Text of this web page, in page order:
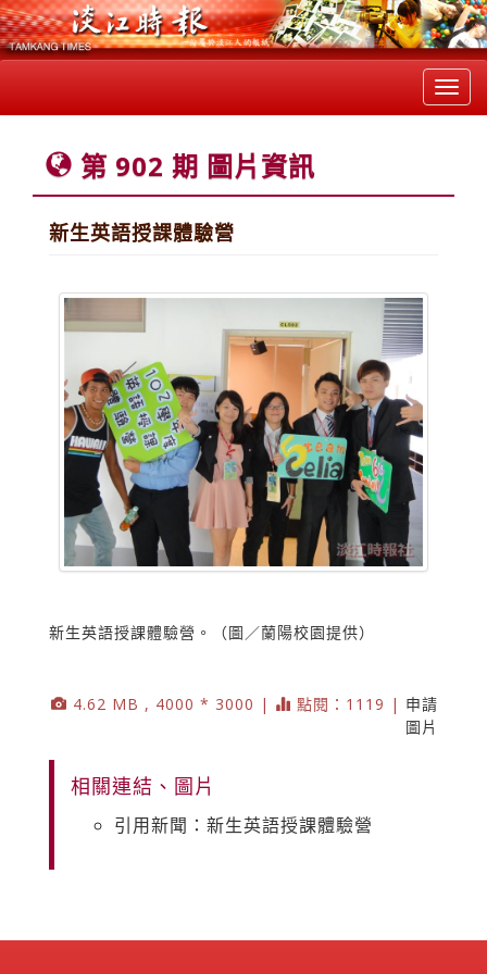
第 902 期 圖片資訊
新生英語授課體驗營
新生英語授課體驗營。（圖／蘭陽校園提供）
4.62 MB , 4000 * 3000 | 點閱：1119 | 申請
圖片
相關連結、圖片
引用新聞：新生英語授課體驗營